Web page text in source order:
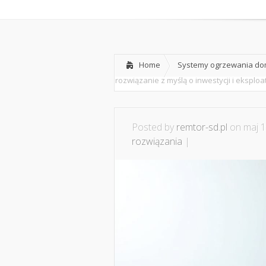
Home Systemy ogrzewania
rozwiązanie z myślą o inwestycji i
Posted by remtor-sd.pl on maj
rozwiązania |